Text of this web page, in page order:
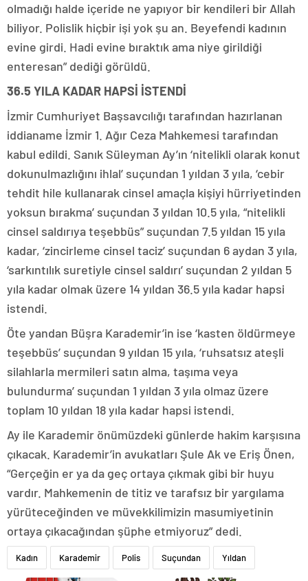
olmadığı halde içeride ne yapıyor bir kendileri bir Allah
biliyor. Polislik hiçbir işi yok şu an. Beyefendi kadının
evine girdi. Hadi evine bıraktık ama niye girildiği
enteresan” dediği görüldü.
36.5 YILA KADAR HAPSİ İSTENDİ
İzmir Cumhuriyet Başsavcılığı tarafından hazırlanan
iddianame İzmir 1. Ağır Ceza Mahkemesi tarafından
kabul edildi. Sanık Süleyman Ay’ın ‘nitelikli olarak konut
dokunulmazlığını ihlal’ suçundan 1 yıldan 3 yıla, ‘cebir
tehdit hile kullanarak cinsel amaçla kişiyi hürriyetinden
yoksun bırakma’ suçundan 3 yıldan 10.5 yıla, “nitelikli
cinsel saldırıya teşebbüs” suçundan 7.5 yıldan 15 yıla
kadar, ‘zincirleme cinsel taciz’ suçundan 6 aydan 3 yıla,
‘sarkıntılık suretiyle cinsel saldırı’ suçundan 2 yıldan 5
yıla kadar olmak üzere 14 yıldan 36.5 yıla kadar hapsi
istendi.
Öte yandan Büşra Karademir’in ise ‘kasten öldürmeye
teşebbüs’ suçundan 9 yıldan 15 yıla, ‘ruhsatsız ateşli
silahlarla mermileri satın alma, taşıma veya
bulundurma’ suçundan 1 yıldan 3 yıla olmaz üzere
toplam 10 yıldan 18 yıla kadar hapsi istendi.
Ay ile Karademir önümüzdeki günlerde hakim karşısına
çıkacak. Karademir’in avukatları Şule Ak ve Eriş Önen,
“Gerçeğin er ya da geç ortaya çıkmak gibi bir huyu
vardır. Mahkemenin de titiz ve tarafsız bir yargılama
yürüteceğinden ve müvekkilimizin masumiyetinin
ortaya çıkacağından şüphe etmiyoruz” dedi.
Kadın Karademir Polis Suçundan Yıldan